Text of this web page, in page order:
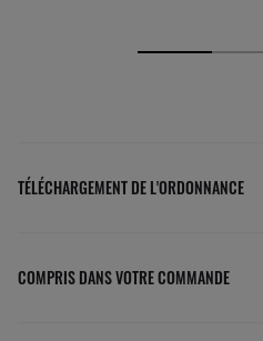
TÉLÉCHARGEMENT DE L'ORDONNANCE
COMPRIS DANS VOTRE COMMANDE